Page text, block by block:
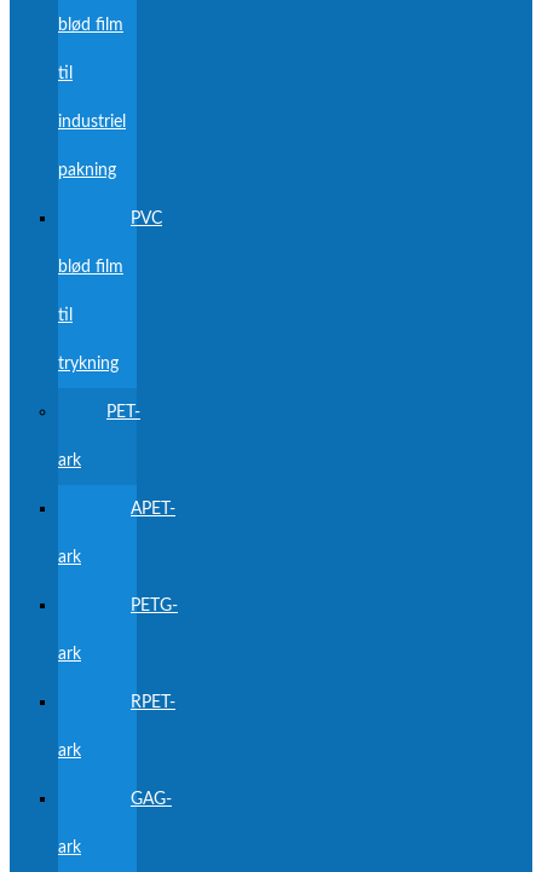
blød film
til
industriel
pakning
PVC
blød film
til
trykning
PET-
ark
APET-
ark
PETG-
ark
RPET-
ark
GAG-
ark